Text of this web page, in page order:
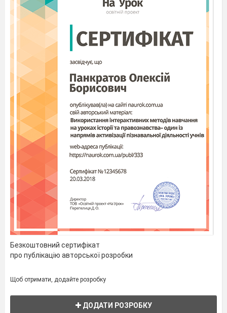
Безкоштовний сертифікат
про публікацію авторської розробки
Щоб отримати, додайте розробку
ДОДАТИ РОЗРОБКУ